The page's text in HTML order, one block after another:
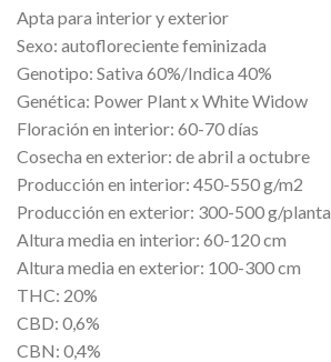
Apta para interior y exterior
Sexo: autofloreciente feminizada
Genotipo: Sativa 60%/Indica 40%
Genética: Power Plant x White Widow
Floración en interior: 60-70 días
Cosecha en exterior: de abril a octubre
Producción en interior: 450-550 g/m2
Producción en exterior: 300-500 g/planta
Altura media en interior: 60-120 cm
Altura media en exterior: 100-300 cm
THC: 20%
CBD: 0,6%
CBN: 0,4%